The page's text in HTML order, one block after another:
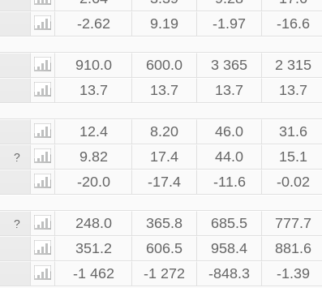
-2.62 9.19 -1.97 -16.6
910.0 600.0 3 365 2 315
13.7 13.7 13.7 13.7
12.4 8.20 46.0 31.6
? 9.82 17.4 44.0 15.1
-20.0 -17.4 -11.6 -0.02
? 248.0 365.8 685.5 777.7
351.2 606.5 958.4 881.6
-1 462 -1 272 -848.3 -1.39